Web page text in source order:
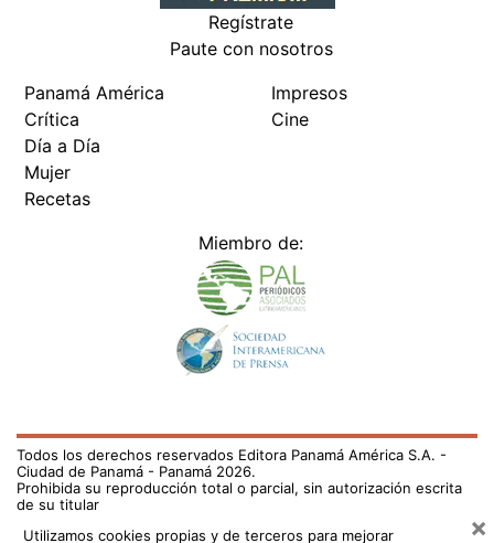
Regístrate
Paute con nosotros
Panamá América
Crítica
Día a Día
Mujer
Recetas
Impresos
Cine
Miembro de:
Todos los derechos reservados Editora Panamá América S.A. -
Ciudad de Panamá - Panamá 2026.
Prohibida su reproducción total o parcial, sin autorización escrita
de su titular
Utilizamos cookies propias y de terceros para mejorar
×